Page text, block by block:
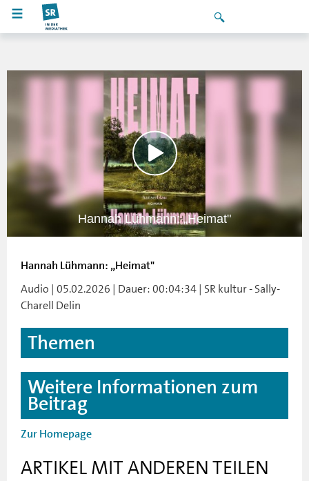
Hannah Lühmann: „Heimat"
Hannah Lühmann: „Heimat"
Audio | 05.02.2026 | Dauer: 00:04:34 | SR kultur - Sally-
Charell Delin
Themen
Weitere Informationen zum
Beitrag
Zur Homepage
ARTIKEL MIT ANDEREN TEILEN